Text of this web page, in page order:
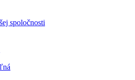
spoločnosti